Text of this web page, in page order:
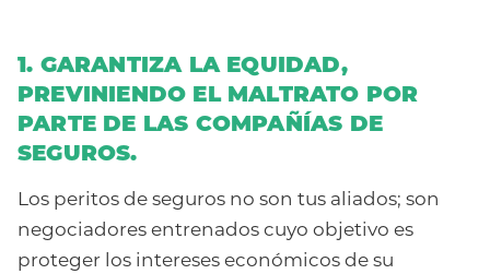
1. GARANTIZA LA EQUIDAD,
PREVINIENDO EL MALTRATO POR
PARTE DE LAS COMPAÑÍAS DE
SEGUROS.
Los peritos de seguros no son tus aliados; son
negociadores entrenados cuyo objetivo es
proteger los intereses económicos de su